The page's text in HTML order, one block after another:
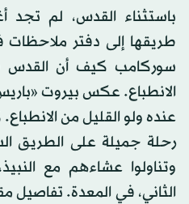
باستثناء القدس، لم تجد
طريقها إلى دفتر
سوركامب كيف أن القدس
الانطباع. عكس بيروت
عنده ولو القليل من
رحلة جميلة على الطريق
وتناولوا عشاءهم مع
الثاني، في المعدة. تفاصيل